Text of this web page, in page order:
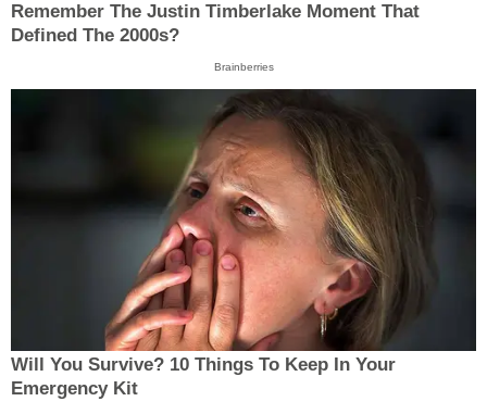
Remember The Justin Timberlake Moment That
Defined The 2000s?
Brainberries
Will You Survive? 10 Things To Keep In Your
Emergency Kit